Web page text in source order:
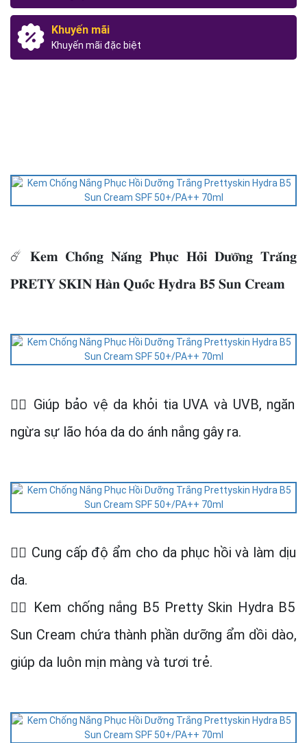
Khuyến mãi
Khuyến mãi đặc biệt
☄️ 𝐊𝐞𝐦 𝐂𝐡𝐨̂́𝐧𝐠 𝐍𝐚̆́𝐧𝐠 𝐏𝐡𝐮̣𝐜 𝐇𝐨̂̀𝐢 𝐃𝐮̛𝐨̛̃𝐧𝐠 𝐓𝐫𝐚̆́𝐧𝐠
𝐏𝐑𝐄𝐓𝐘 𝐒𝐊𝐈𝐍 𝐇𝐚̀𝐧 𝐐𝐮𝐨̂́𝐜 𝐇𝐲𝐝𝐫𝐚 𝐁𝟓 𝐒𝐮𝐧 𝐂𝐫𝐞𝐚𝐦
👉🏻 Giúp bảo vệ da khỏi tia UVA và UVB, ngăn
ngừa sự lão hóa da do ánh nắng gây ra.
👉🏻 Cung cấp độ ẩm cho da phục hồi và làm dịu
da.
👉🏻 Kem chống nắng B5 Pretty Skin Hydra B5
Sun Cream chứa thành phần dưỡng ẩm dồi dào,
giúp da luôn mịn màng và tươi trẻ.